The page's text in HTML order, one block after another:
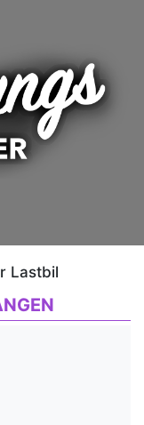
Lastbil